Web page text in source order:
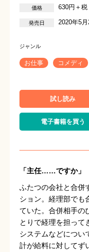
630円＋税
2020年5
お仕事 コメディ
試し読み
電子書籍を買う
「主任……ですか」
ふたつの会社と合併
ション。経理部でも
ていた。合併相手の
とりで経理を担って
システムなどについ
計が給料に対してず